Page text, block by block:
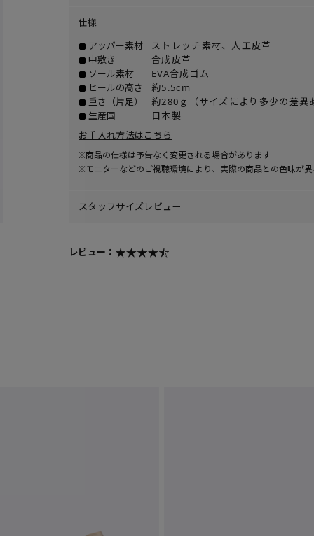
仕様
アッパー素材
ストレッチ素材、人工皮革
中敷き
合成皮革
ソール素材
EVA合成ゴム
ヒールの高さ
約5.5cm
重さ（片足）
約280ｇ（サイズにより多少の差異
生産国
日本製
お手入れ方法はこちら
※商品の仕様は予告なく変更される場合があります
※モニターなどのご視聴環境により、実際の商品との色味が
スタッフサイズレビュー
レビュー：